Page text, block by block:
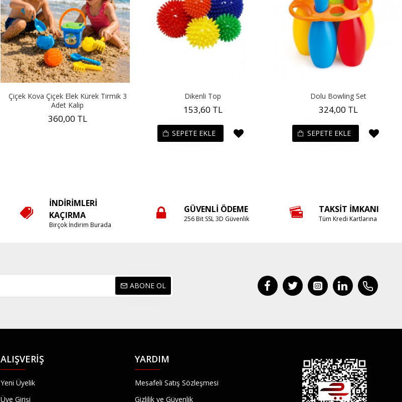
Çiçek Kova Çiçek Elek Kürek Tirmik 3
Adet Kalip
360,00 TL
Dikenli Top
153,60 TL
SEPETE EKLE
Dolu Bowling Set
324,00 TL
SEPETE EKLE
İNDIRIMLERI
KAÇIRMA
Birçok İndirim Burada
GÜVENLI ÖDEME
256 Bit SSL 3D Güvenlik
TAKSIT İMKANI
Tüm Kredi Kartlarına
ABONE OL
ALIŞVERIŞ
Yeni Üyelik
Üye Girişi
YARDIM
Mesafeli Satış Sözleşmesi
Gizlilik ve Güvenlik